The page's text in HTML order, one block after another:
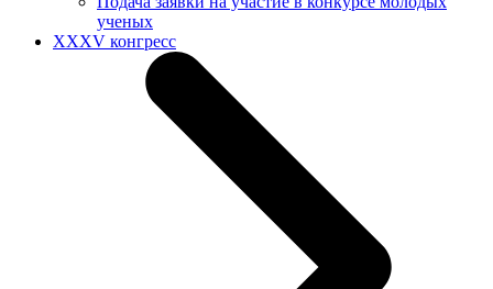
ученых
XXXV конгресс